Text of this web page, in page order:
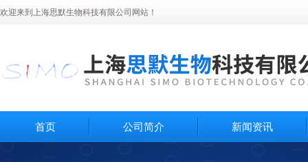
欢迎来到上海思默生物科技有限公司网站！
首页 公司简介 新闻资讯